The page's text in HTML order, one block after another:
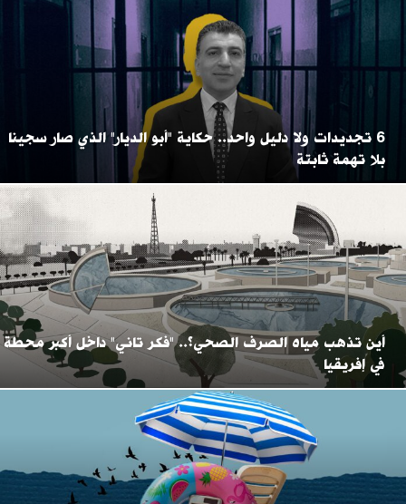
6 تجديدات ولا دليل واحد.. حكاية "أبو الديار" الذي صار سجينا
بلا تهمة ثابتة
أين تذهب مياه الصرف الصحي؟.. "فكر تاني" داخل أكبر محطة
في إفريقيا